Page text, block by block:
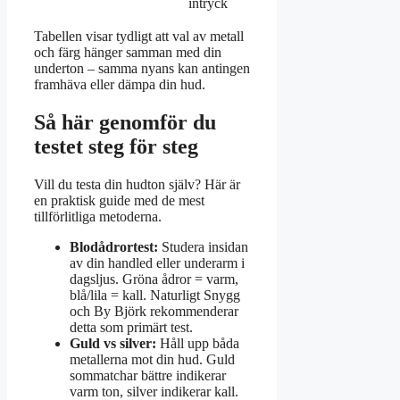
intryck
Tabellen visar tydligt att val av metall
och färg hänger samman med din
underton – samma nyans kan antingen
framhäva eller dämpa din hud.
Så här genomför du
testet steg för steg
Vill du testa din hudton själv? Här är
en praktisk guide med de mest
tillförlitliga metoderna.
Blodådrortest: Studera insidan
av din handled eller underarm i
dagsljus. Gröna ådror = varm,
blå/lila = kall. Naturligt Snygg
och By Björk rekommenderar
detta som primärt test.
Guld vs silver: Håll upp båda
metallerna mot din hud. Guld
sommatchar bättre indikerar
varm ton, silver indikerar kall.